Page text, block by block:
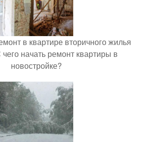
в квартире вторичного жилья
начать ремонт квартиры в
новостройке?